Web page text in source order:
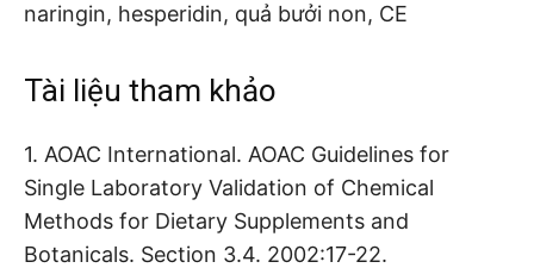
naringin, hesperidin, quả bưởi non, CE
Tài liệu tham khảo
1. AOAC International. AOAC Guidelines for
Single Laboratory Validation of Chemical
Methods for Dietary Supplements and
Botanicals. Section 3.4. 2002:17-22.